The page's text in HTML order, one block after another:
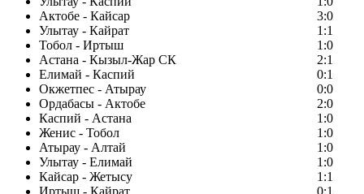
Актобе - Кайсар
3:0
Улытау - Кайрат
1:1
Тобол - Иртыш
1:0
Астана - Кызыл-Жар СК
2:1
Елимай - Каспий
0:1
Окжетпес - Атырау
0:0
Ордабасы - Актобе
2:0
Каспий - Астана
1:0
Женис - Тобол
1:0
Атырау - Алтай
1:0
Улытау - Елимай
1:0
Кайсар - Жетысу
1:1